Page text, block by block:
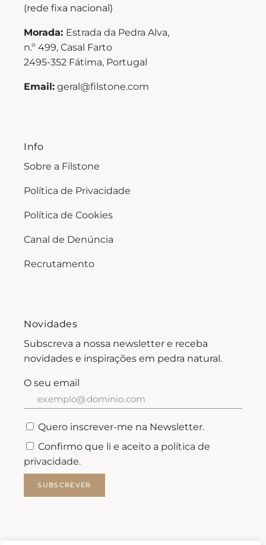
(rede fixa nacional)
Morada: Estrada da Pedra Alva,
n.º 499, Casal Farto
2495-352 Fátima, Portugal
Email: geral@filstone.com
Info
Sobre a Filstone
Política de Privacidade
Política de Cookies
Canal de Denúncia
Recrutamento
Novidades
Subscreva a nossa newsletter e receba
novidades e inspirações em pedra natural.
O seu email
Quero inscrever-me na Newsletter.
Confirmo que li e aceito a política de
privacidade.
SUBSCREVER